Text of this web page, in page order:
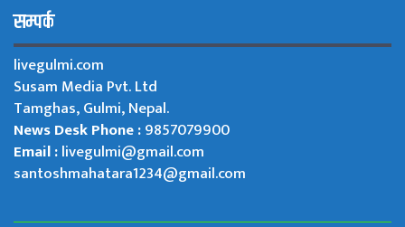
सम्पर्क
livegulmi.com
Susam Media Pvt. Ltd
Tamghas, Gulmi, Nepal.
News Desk Phone :9857079900
Email :livegulmi@gmail.com
santoshmahatara1234@gmail.com